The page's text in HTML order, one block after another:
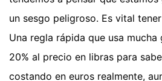
un sesgo peligroso. Es vital
Una regla rápida que usa mucha
20% al precio en libras para
costando en euros realmente,